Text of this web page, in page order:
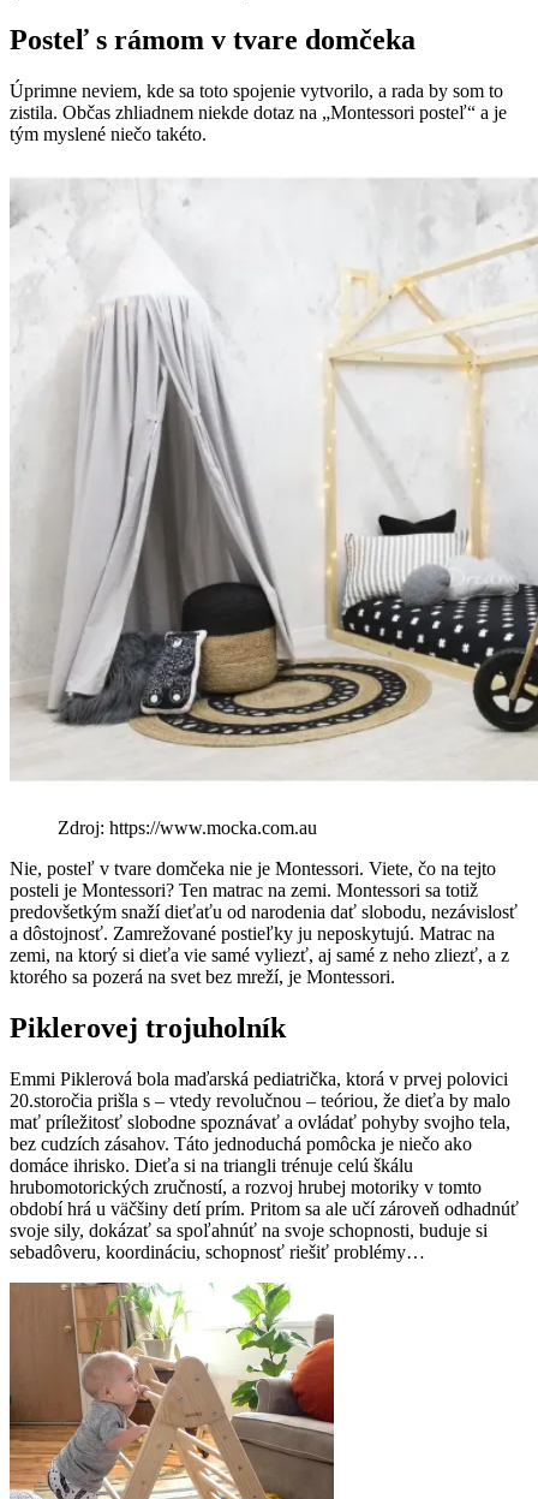
Posteľ s rámom v tvare domčeka
Úprimne neviem, kde sa toto spojenie vytvorilo, a rada by som to
zistila. Občas zhliadnem niekde dotaz na „Montessori posteľ“ a je
tým myslené niečo takéto.
Zdroj: https://www.mocka.com.au
Nie, posteľ v tvare domčeka nie je Montessori. Viete, čo na tejto
posteli je Montessori? Ten matrac na zemi. Montessori sa totiž
predovšetkým snaží dieťaťu od narodenia dať slobodu, nezávislosť
a dôstojnosť. Zamrežované postieľky ju neposkytujú. Matrac na
zemi, na ktorý si dieťa vie samé vyliezť, aj samé z neho zliezť, a z
ktorého sa pozerá na svet bez mreží, je Montessori.
Piklerovej trojuholník
Emmi Piklerová bola maďarská pediatrička, ktorá v prvej polovici
20.storočia prišla s – vtedy revolučnou – teóriou, že dieťa by malo
mať príležitosť slobodne spoznávať a ovládať pohyby svojho tela,
bez cudzích zásahov. Táto jednoduchá pomôcka je niečo ako
domáce ihrisko. Dieťa si na triangli trénuje celú škálu
hrubomotorických zručností, a rozvoj hrubej motoriky v tomto
období hrá u väčšiny detí prím. Pritom sa ale učí zároveň odhadnúť
svoje sily, dokázať sa spoľahnúť na svoje schopnosti, buduje si
sebadôveru, koordináciu, schopnosť riešiť problémy…